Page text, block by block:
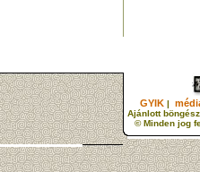
GYIK |
Ajánlott
© Minden jog